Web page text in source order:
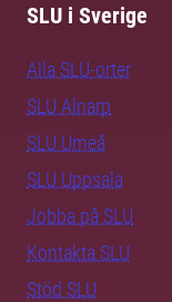
SLU i Sverige
Alla SLU-orter
SLU Alnarp
SLU Umeå
SLU Uppsala
Jobba på SLU
Kontakta SLU
Stöd SLU